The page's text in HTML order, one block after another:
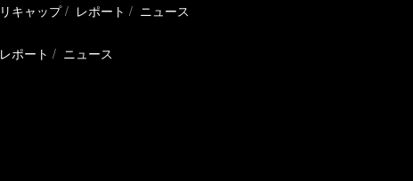
リキャップ レポート ニュース
レポート ニュース